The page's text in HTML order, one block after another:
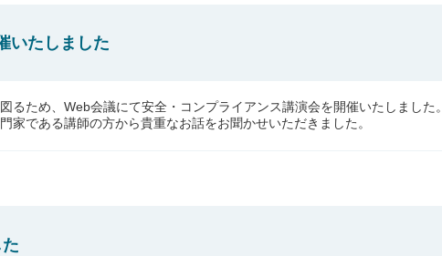
いたしました
るため、Web会議にて安全・コンプライアンス講演会を開催いたしました。
家である講師の方から貴重なお話をお聞かせいただきました。